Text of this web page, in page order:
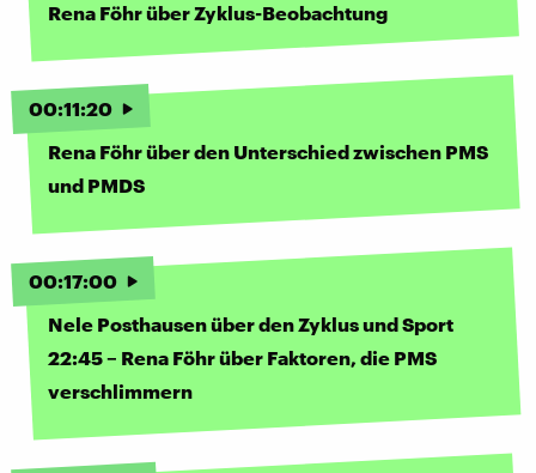
Rena Föhr über Zyklus-Beobachtung
00:11:20
Rena Föhr über den Unterschied zwischen PMS
und PMDS
00:17:00
Nele Posthausen über den Zyklus und Sport
22:45 – Rena Föhr über Faktoren, die PMS
verschlimmern